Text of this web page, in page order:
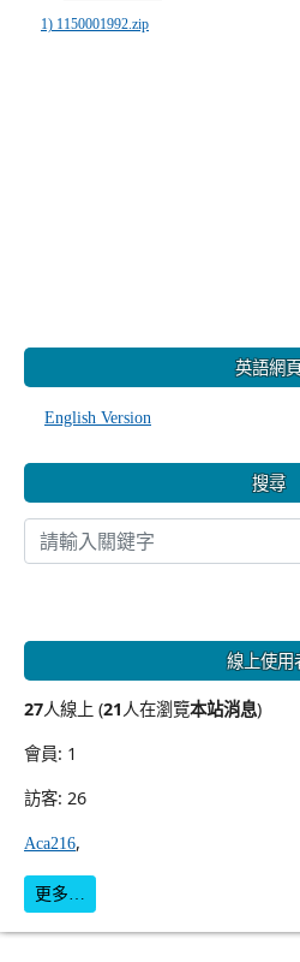
1) 1150001992.zip
英語網
English Version
搜尋
線上使用
27人線上 (21人在瀏覽本站消息)
會員: 1
訪客: 26
Aca216,
更多…